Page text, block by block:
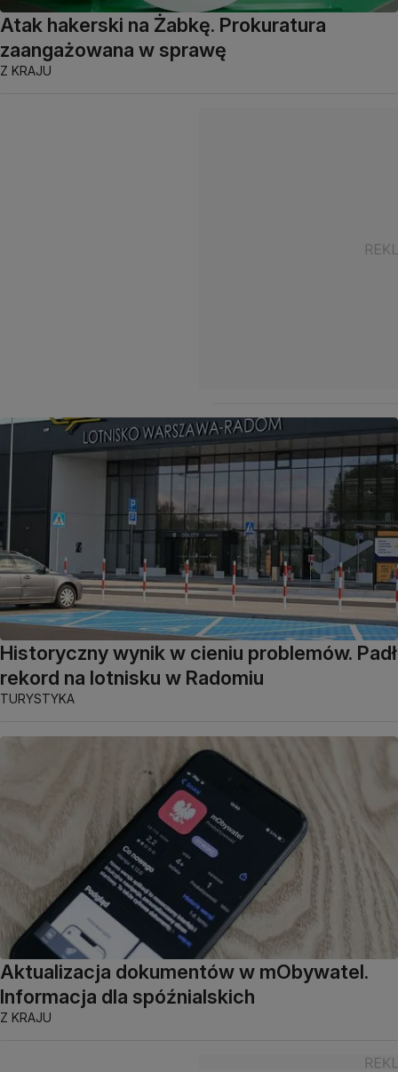
Atak hakerski na Żabkę. Prokuratura
zaangażowana w sprawę
Z KRAJU
Historyczny wynik w cieniu problemów. Padł
rekord na lotnisku w Radomiu
TURYSTYKA
Aktualizacja dokumentów w mObywatel.
Informacja dla spóźnialskich
Z KRAJU